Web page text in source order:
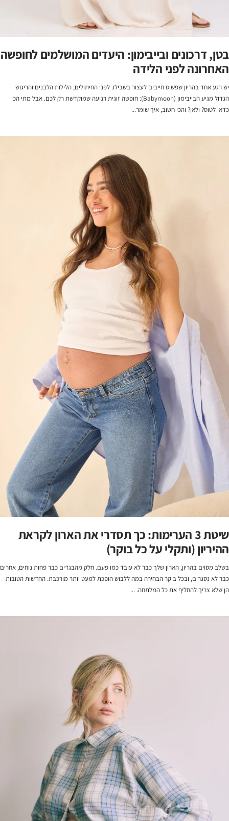
בטן, דרכונים ובייבימון: היעדים המושלמים לחופשה
האחרונה לפני הלידה
יש רגע אחד בהריון שפשוט חייבים לעצור בשבילו. לפני החיתולים, הלילות הלבנים והריגוש
הגדול מגיע הבייבימון (Babymoon): חופשה זוגית רגועה שמוקדשת רק לכם. אבל מתי הכי
כדאי לטוס? ולאן? והכי חשוב, איך שומר...
שיטת 3 הערימות: כך תסדרי את הארון לקראת
ההיריון (ותקלי על כל בוקר)
בשלב מסוים בהריון, הארון שלך כבר לא עובד כמו פעם. חלק מהבגדים כבר פחות נוחים, אחרים
כבר לא נסגרים, ובכל בוקר הבחירה במה ללבוש הופכת למעט יותר מורכבת. החדשות הטובות
הן שלא צריך להחליף את כל המלתחה. ...